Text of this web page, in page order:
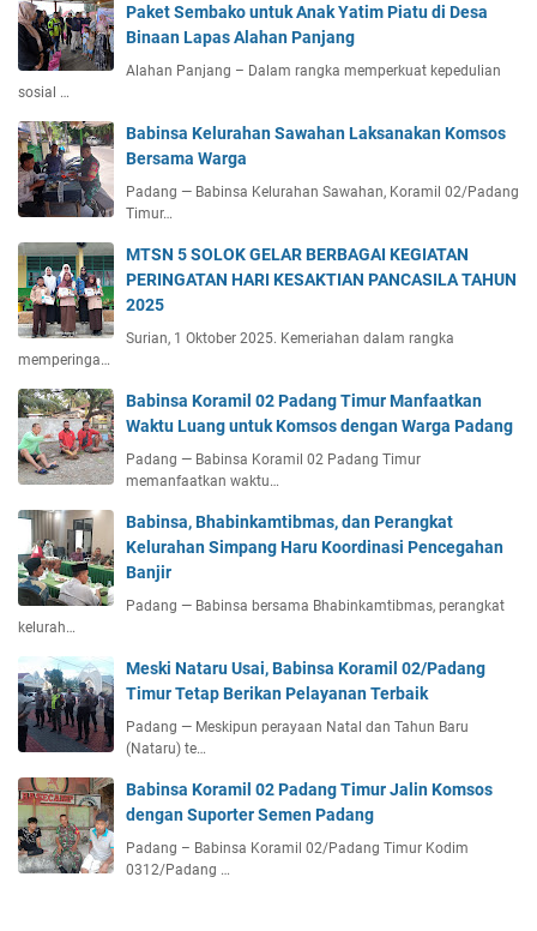
Paket Sembako untuk Anak Yatim Piatu di Desa
Binaan Lapas Alahan Panjang
Alahan Panjang – Dalam rangka memperkuat kepedulian
sosial …
Babinsa Kelurahan Sawahan Laksanakan Komsos
Bersama Warga
Padang — Babinsa Kelurahan Sawahan, Koramil 02/Padang
Timur…
MTSN 5 SOLOK GELAR BERBAGAI KEGIATAN
PERINGATAN HARI KESAKTIAN PANCASILA TAHUN
2025
Surian, 1 Oktober 2025. Kemeriahan dalam rangka
memperinga…
Babinsa Koramil 02 Padang Timur Manfaatkan
Waktu Luang untuk Komsos dengan Warga Padang
Padang — Babinsa Koramil 02 Padang Timur
memanfaatkan waktu…
Babinsa, Bhabinkamtibmas, dan Perangkat
Kelurahan Simpang Haru Koordinasi Pencegahan
Banjir
Padang — Babinsa bersama Bhabinkamtibmas, perangkat
kelurah…
Meski Nataru Usai, Babinsa Koramil 02/Padang
Timur Tetap Berikan Pelayanan Terbaik
Padang — Meskipun perayaan Natal dan Tahun Baru
(Nataru) te…
Babinsa Koramil 02 Padang Timur Jalin Komsos
dengan Suporter Semen Padang
Padang – Babinsa Koramil 02/Padang Timur Kodim
0312/Padang …